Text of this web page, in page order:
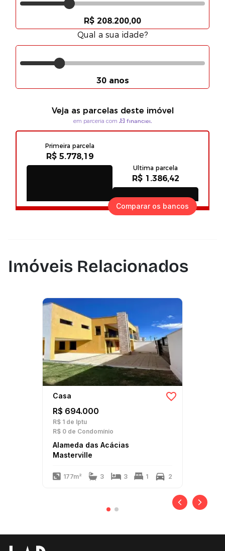
Comparar os bancos
Imóveis Relacionados
Casa
R$ 694.000
R$ 1 de Iptu
R$ 0 de Condomínio
Alameda das Acácias
Masterville
177m² 3 3 1 2